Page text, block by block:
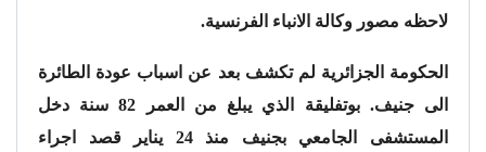
لاحظه مصور وكالة الانباء الفرنسية.
الحكومة الجزائرية لم تكشف بعد عن اسباب عودة الطائرة
الى جنيف. بوتفليقة الذي يبلغ من العمر 82 سنة دخل
المستشفى الجامعي بجنيف منذ 24 يناير قصد اجراء